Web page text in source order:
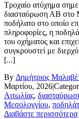
Τροχαίο ατύχημα
διασταύρωση ΑΒ στο
ποδήλατο στο οποίο
πληροφορίες, η
του οχήματος και
συγκρουστεί με
[...]
By Δημήτριος
Μαρτίου, 2026|
Αιτωλίας,
Μεσολογγίου,
Διαβάστε περισσότερα